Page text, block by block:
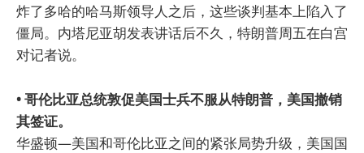
炸了多哈的哈马斯领导人之后，这些谈判基本上陷入了
僵局。内塔尼亚胡发表讲话后不久，特朗普周五在白宫
对记者说。
• 哥伦比亚总统敦促美国士兵不服从特朗普，美国撤销
其签证。
华盛顿—美国和哥伦比亚之间的紧张局势升级，美国国